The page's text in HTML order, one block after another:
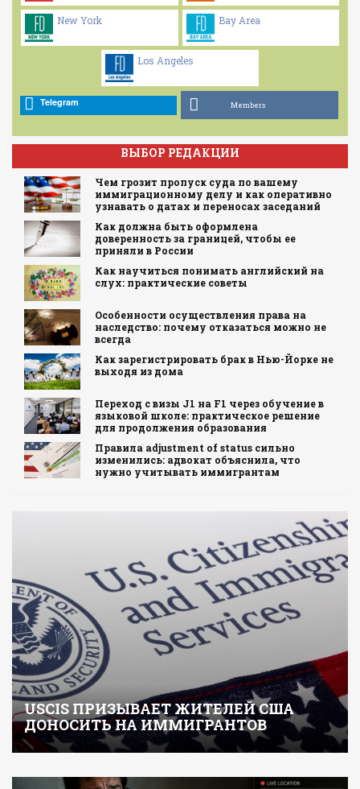
New York Bay Area
Los Angeles
Telegram Members
ВЫБОР РЕДАКЦИИ
Чем грозит пропуск суда по вашему
иммиграционному делу и как оперативно
узнавать о датах и переносах заседаний
Как должна быть оформлена
доверенность за границей, чтобы ее
приняли в России
Как научиться понимать английский на
слух: практические советы
Особенности осуществления права на
наследство: почему отказаться можно не
всегда
Как зарегистрировать брак в Нью-Йорке не
выходя из дома
Переход с визы J1 на F1 через обучение в
языковой школе: практическое решение
для продолжения образования
Правила adjustment of status сильно
изменились: адвокат объяснила, что
нужно учитывать иммигрантам
USCIS ПРИЗЫВАЕТ ЖИТЕЛЕЙ США
ДОНОСИТЬ НА ИММИГРАНТОВ